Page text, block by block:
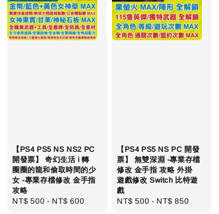
【PS4 PS5 NS NS2 PC
開發票】 奇幻生活 i 轉
圈圈的龍和偷取時間的少
女 -專業存檔修改 金手指
攻略
Regular
NT$ 500 - NT$ 600
【PS4 PS5 NS PC 開發
票】 無雙深淵 -專業存檔
修改 金手指 攻略 外掛
遊戲修改 Switch 比特遊
戲
Regular
NT$ 500 - NT$ 850